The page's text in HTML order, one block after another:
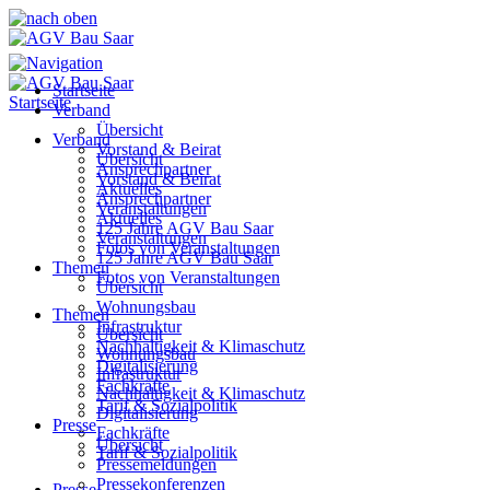
Startseite
Verband
Übersicht
Vorstand & Beirat
Ansprechpartner
Aktuelles
Veranstaltungen
125 Jahre AGV Bau Saar
Fotos von Veranstaltungen
Themen
Übersicht
Wohnungsbau
Infrastruktur
Nachhaltigkeit & Klimaschutz
Digitalisierung
Fachkräfte
Tarif & Sozialpolitik
Presse
Übersicht
Pressemeldungen
Pressekonferenzen
Startseite
Verband
Übersicht
Vorstand & Beirat
Ansprechpartner
Aktuelles
Veranstaltungen
125 Jahre AGV Bau Saar
Fotos von Veranstaltungen
Themen
Übersicht
Wohnungsbau
Infrastruktur
Nachhaltigkeit & Klimaschutz
Digitalisierung
Fachkräfte
Tarif & Sozialpolitik